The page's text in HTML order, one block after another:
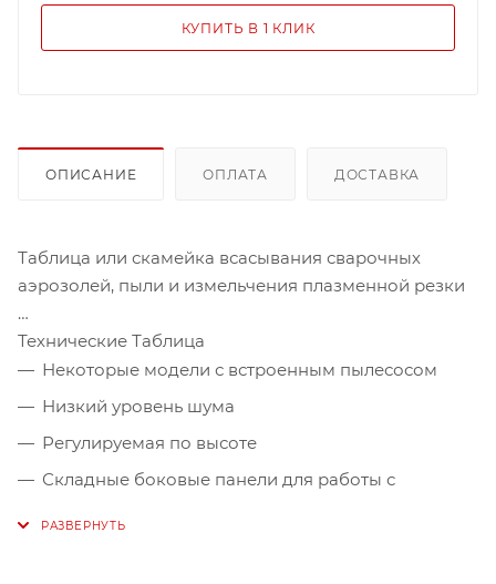
КУПИТЬ В 1 КЛИК
ОПИСАНИЕ ОПЛАТА ДОСТАВКА
Таблица или скамейка всасывания сварочных
аэрозолей, пыли и измельчения плазменной резки
Технические Таблица
Некоторые модели с встроенным пылесосом
Низкий уровень шума
Регулируемая по высоте
Складные боковые панели для работы с